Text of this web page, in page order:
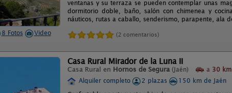
8 Fotos Video
ventanas y su terraza se pueden contemplar unas
dormitorio doble, baño, salón con chimenea y
náuticos, rutas a caballo, senderismo, parapente, ala
(2 comentarios)
Casa Rural Mirador de la Luna II
Casa Rural en Hornos de Segura (Jaén) a 30 km
Alquiler completo
2 plazas
150 km de Jaén